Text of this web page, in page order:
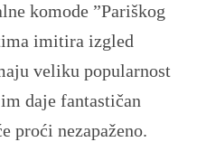
komode ”Pariškog
imitira izgled
veliku popularnost
daje fantastičan
proći nezapaženo.